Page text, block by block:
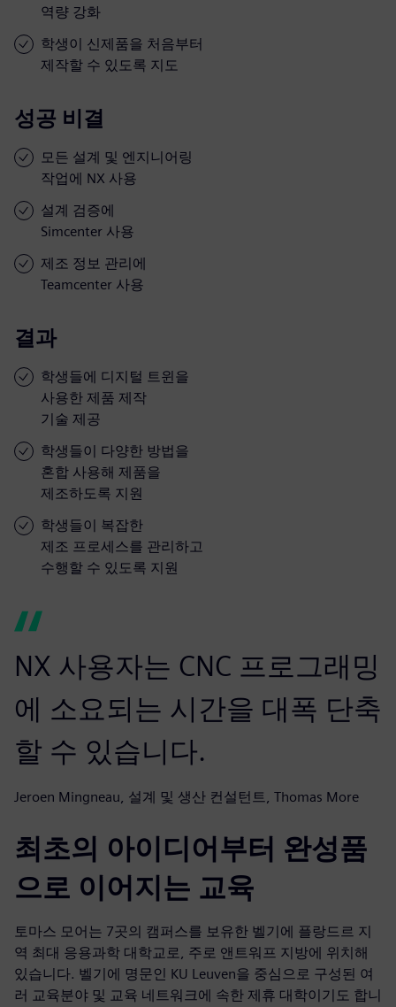
역량 강화
학생이 신제품을 처음부터
제작할 수 있도록 지도
성공 비결
모든 설계 및 엔지니어링
작업에 NX 사용
설계 검증에
Simcenter 사용
제조 정보 관리에
Teamcenter 사용
결과
학생들에 디지털 트윈을
사용한 제품 제작
기술 제공
학생들이 다양한 방법을
혼합 사용해 제품을
제조하도록 지원
학생들이 복잡한
제조 프로세스를 관리하고
수행할 수 있도록 지원
NX 사용자는 CNC 프로그래밍
에 소요되는 시간을 대폭 단축
할 수 있습니다.
Jeroen Mingneau, 설계 및 생산 컨설턴트, Thomas More
최초의 아이디어부터 완성품
으로 이어지는 교육
토마스 모어는 7곳의 캠퍼스를 보유한 벨기에 플랑드르 지
역 최대 응용과학 대학교로, 주로 앤트워프 지방에 위치해
있습니다. 벨기에 명문인 KU Leuven을 중심으로 구성된 여
러 교육분야 및 교육 네트워크에 속한 제휴 대학이기도 합니